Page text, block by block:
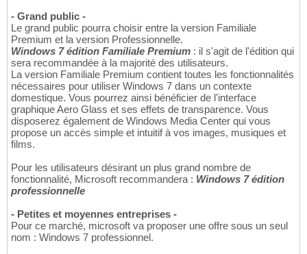
- Grand public -
Le grand public pourra choisir entre la version Familiale
Premium et la version Professionnelle.
Windows 7 édition Familiale Premium : il s'agit de l'édition qui
sera recommandée à la majorité des utilisateurs.
La version Familiale Premium contient toutes les fonctionnalités
nécessaires pour utiliser Windows 7 dans un contexte
domestique. Vous pourrez ainsi bénéficier de l'interface
graphique Aero Glass et ses effets de transparence. Vous
disposerez également de Windows Media Center qui vous
propose un accès simple et intuitif à vos images, musiques et
films.
Pour les utilisateurs désirant un plus grand nombre de
fonctionnalité, Microsoft recommandera : Windows 7 édition
professionnelle
- Petites et moyennes entreprises -
Pour ce marché, microsoft va proposer une offre sous un seul
nom : Windows 7 professionnel.